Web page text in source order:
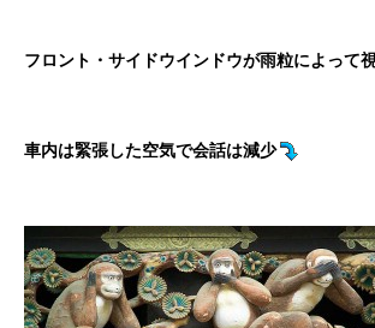
フロント・サイドウインドウが雨粒によって
車内は緊張した空気で会話は減少